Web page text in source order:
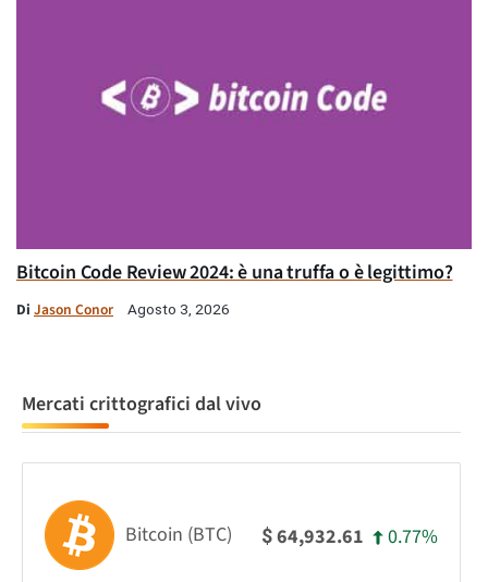
Bitcoin Code Review 2024: è una truffa o è legittimo?
Di Jason Conor Agosto 3, 2026
Mercati crittografici dal vivo
Bitcoin (BTC) $64,932.61 0.77%